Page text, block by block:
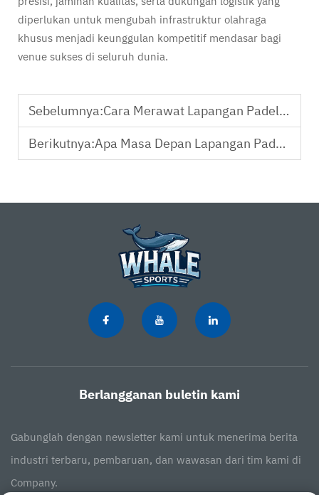
diperlukan untuk mengubah infrastruktur olahraga
khusus menjadi keunggulan kompetitif mendasar bagi
venue sukses di seluruh dunia.
Sebelumnya:Cara Merawat Lapangan Padel Anda untuk Penggunaan Jangka Panjang
Berikutnya:Apa Masa Depan Lapangan Padel di Industri Olahraga Global
Berlangganan buletin kami
Gabunglah dengan newsletter kami untuk menerima berita
industri terbaru, pembaruan, dan wawasan dari tim kami di
Company.